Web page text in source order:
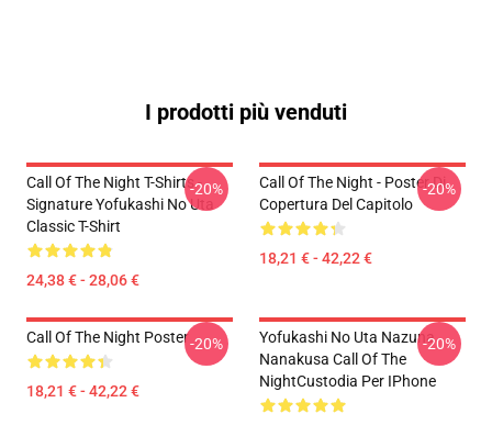
I prodotti più venduti
Call Of The Night T-Shirts -
Signature Yofukashi No Uta
Classic T-Shirt
24,38 € - 28,06 €
-20%
Call Of The Night - Poster Di
Copertura Del Capitolo
18,21 € - 42,22 €
-20%
Call Of The Night Poster
18,21 € - 42,22 €
-20%
Yofukashi No Uta Nazuna
Nanakusa Call Of The
NightCustodia Per IPhone
-20%